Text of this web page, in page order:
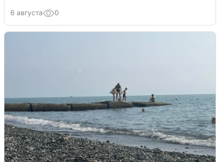
6 августа 0